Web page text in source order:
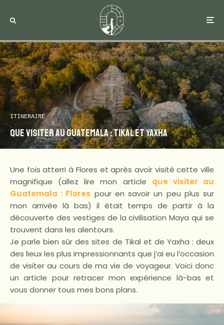
ITINERAIRE
Que visiter au Guatemala : Tikal et Yaxha
Une fois atterri à Flores et après avoir visité cette ville
magnifique (allez lire mon article que visiter au
Guatemala : Flores pour en savoir un peu plus sur
mon arrivée là bas) il était temps de partir à la
découverte des vestiges de la civilisation Maya qui se
trouvent dans les alentours.
Je parle bien sûr des sites de Tikal et de Yaxha : deux
des lieux les plus impressionnants que j’ai eu l’occasion
de visiter au cours de ma vie de voyageur. Voici donc
un article pour retracer mon expérience là-bas et
vous donner tous mes bons plans.